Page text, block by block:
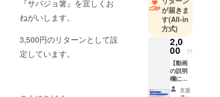
『サバジョ箸』を宜しくお
ねがいします。
3,500円のリターンとして設
定しています。
行動力と火
起こしだけ
は自信があ
ります。
・ブログ
PV10万/月
・無人島サ
が届きま
す(All-in
方式)
2,0
00 円
【動画
の説明
欄にあ
なたの
名前を
支援